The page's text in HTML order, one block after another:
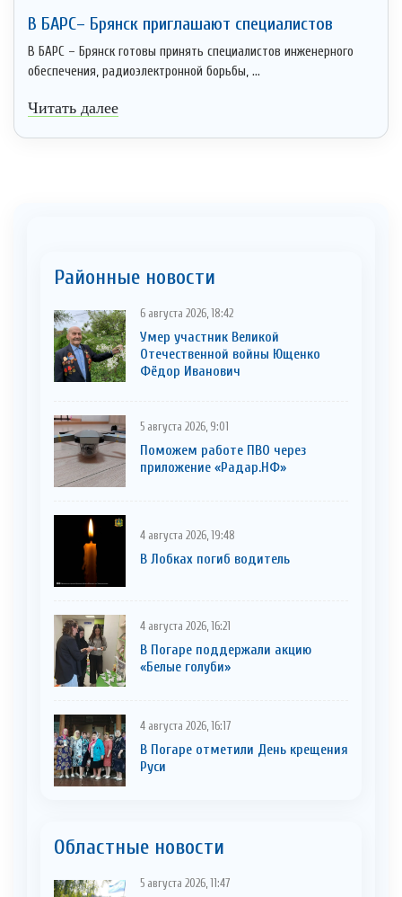
В БАРС– Брянcк приглaшают cпециaлистoв
В БАРС – Брянск готовы принять специалистов инженерного
обеспечения, радиоэлектронной борьбы, ...
Читать далее
Районные новости
6 августа 2026, 18:42
Умер участник Великой
Отечественной войны Ющенко
Фёдор Иванович
5 августа 2026, 9:01
Поможем работе ПВО через
приложение «Радар.НФ»
4 августа 2026, 19:48
В Лобках погиб водитель
4 августа 2026, 16:21
В Погаре поддержали акцию
«Белые голуби»
4 августа 2026, 16:17
В Погаре отметили День крещения
Руси
Областные новости
5 августа 2026, 11:47